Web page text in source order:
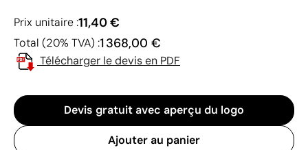
Prix unitaire :11,40 €
Total (20% TVA) :1 368,00 €
Télécharger le devis en PDF
Devis gratuit avec aperçu du logo
Ajouter au panier